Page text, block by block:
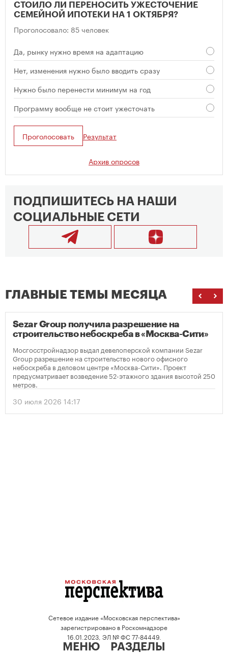
СТОИЛО ЛИ ПЕРЕНОСИТЬ УЖЕСТОЧЕНИЕ
СЕМЕЙНОЙ ИПОТЕКИ НА 1 ОКТЯБРЯ?
Проголосовало: 85 человек
Да, рынку нужно время на адаптацию
Нет, изменения нужно было вводить сразу
Нужно было перенести минимум на год
Программу вообще не стоит ужесточать
Проголосовать Результат
Архив опросов
ПОДПИШИТЕСЬ НА НАШИ
СОЦИАЛЬНЫЕ СЕТИ
ГЛАВНЫЕ ТЕМЫ МЕСЯЦА
Sezar Group получила разрешение на
строительство небоскреба в «Москва-Сити»
Мосгосстройнадзор выдал девелоперской компании Sezar
Group разрешение на строительство нового офисного
небоскреба в деловом центре «Москва-Сити». Проект
предусматривает возведение 52-этажного здания высотой 250
метров.
30 июля 2026 14:17
Сетевое издание «Московская перспектива»
зарегистрировано в Роскомнадзоре
16.01.2023, ЭЛ № ФС 77-84449.
МЕНЮ РАЗДЕЛЫ